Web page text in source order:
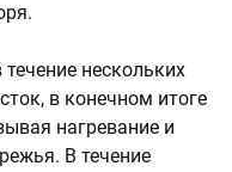
нескольких
в конечном итоге
нагревание и
В течение